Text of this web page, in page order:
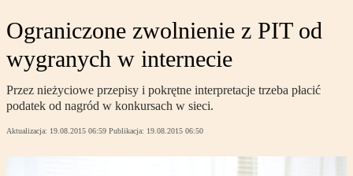
Ograniczone zwolnienie z PIT od
wygranych w internecie
Przez nieżyciowe przepisy i pokrętne interpretacje trzeba płacić
podatek od nagród w konkursach w sieci.
Aktualizacja: 19.08.2015 06:59 Publikacja: 19.08.2015 06:50